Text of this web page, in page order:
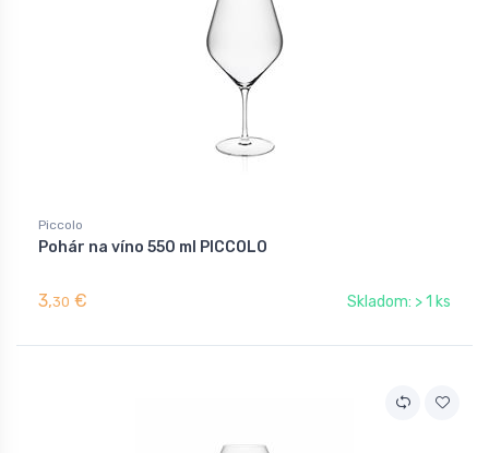
Piccolo
Pohár na víno 550 ml PICCOLO
3,30 € Skladom: > 1 ks